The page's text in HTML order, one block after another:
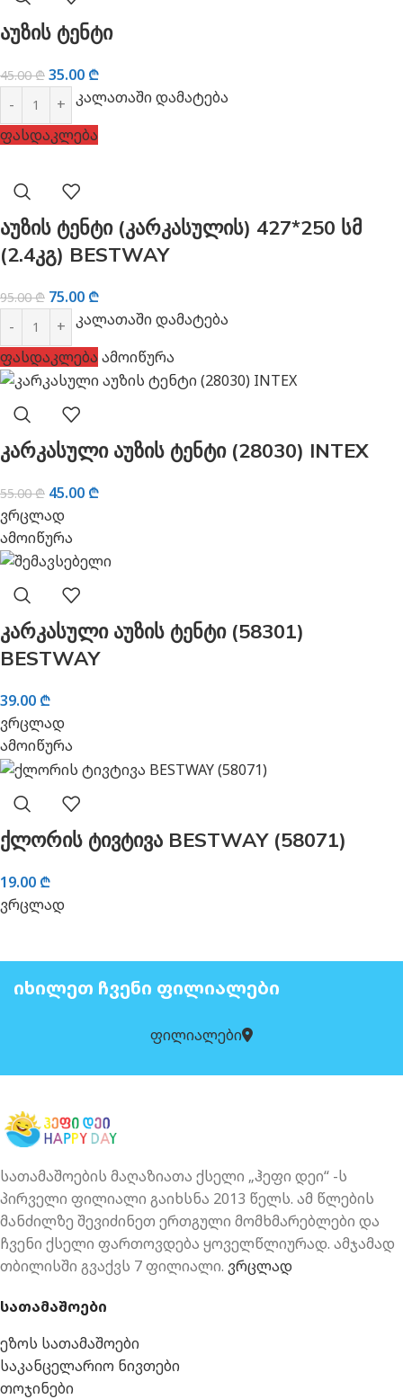
აუზის ტენტი
45.00₾ 35.00 ₾
კალათაში დამატება
ფასდაკლება
აუზის ტენტი (კარკასულის) 427*250 სმ
(2.4კგ) BESTWAY
95.00₾ 75.00 ₾
კალათაში დამატება
ფასდაკლება ამოიწურა
კარკასული აუზის ტენტი (28030) INTEX
55.00₾ 45.00 ₾
ვრცლად
ამოიწურა
კარკასული აუზის ტენტი (58301)
BESTWAY
39.00 ₾
ვრცლად
ამოიწურა
ქლორის ტივტივა BESTWAY (58071)
19.00 ₾
ვრცლად
ᲘᲮᲘᲚᲔᲗ ᲩᲕᲔᲜᲘ ᲤᲘᲚᲘᲐᲚᲔᲑᲘ
ფილიალები
სათამაშოების მაღაზიათა ქსელი „ჰეფი დეი“ -ს
პირველი ფილიალი გაიხსნა 2013 წელს. ამ წლების
მანძილზე შევიძინეთ ერთგული მომხმარებლები და
ჩვენი ქსელი ფართოვდება ყოველწლიურად. ამჯამად
თბილისში გვაქვს 7 ფილიალი. ვრცლად
სათამაშოები
ეზოს სათამაშოები
საკანცელარიო ნივთები
თოჯინები